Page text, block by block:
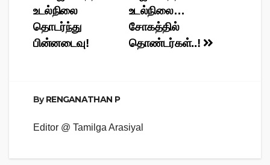
navigation
உடல்நிலை…
சோகத்தில்
தொண்டர்கள்..!
உடல்நிலை
தொடர்ந்து
பின்னடைவு!
ByRENGANATHAN P
Editor @ Tamilga Arasiyal